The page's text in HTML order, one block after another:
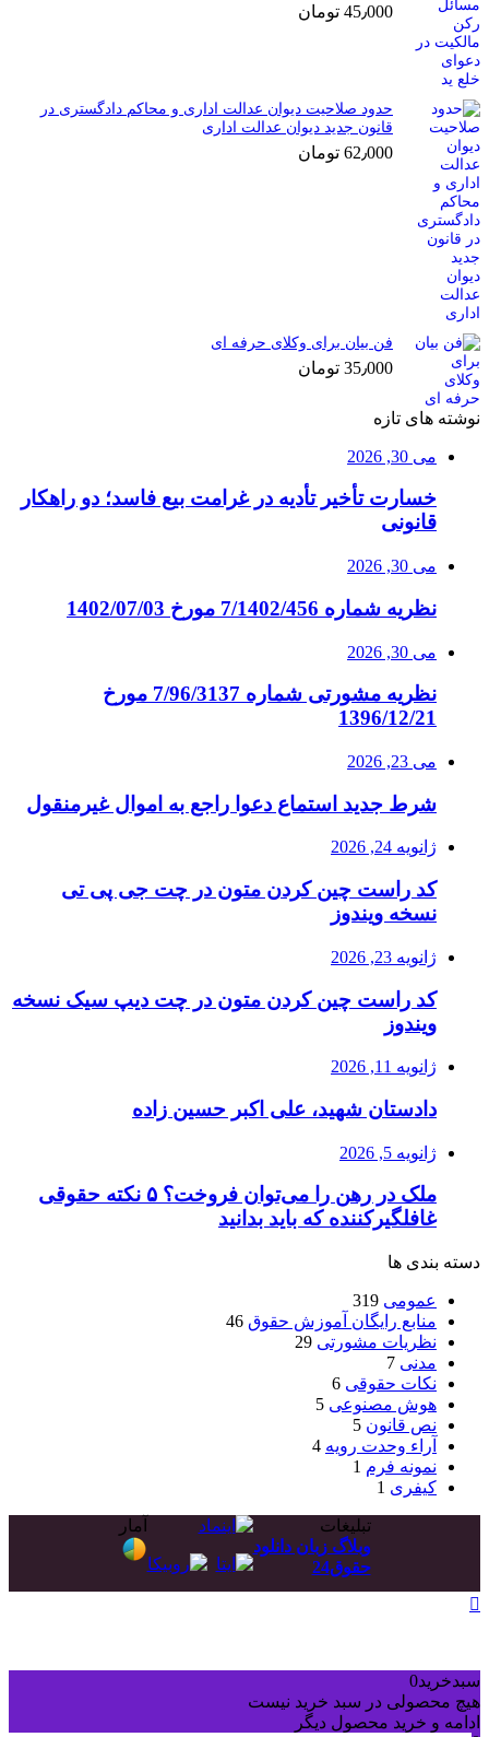
45٫000 تومان
حدود صلاحیت دیوان عدالت اداری و محاکم دادگستری در
قانون جدید دیوان عدالت اداری
62٫000 تومان
فن بیان برای وکلای حرفه ای
35٫000 تومان
نوشته های تازه
می 30, 2026
خسارت تأخیر تأدیه در غرامت بیع فاسد؛ دو راهکار
قانونی
می 30, 2026
نظریه شماره 7/1402/456 مورخ 1402/07/03
می 30, 2026
نظریه مشورتی شماره 7/96/3137 مورخ
1396/12/21
می 23, 2026
شرط جدید استماع دعوا راجع به اموال غیرمنقول
ژانویه 24, 2026
کد راست چین کردن متون در چت جی پی تی
نسخه ویندوز
ژانویه 23, 2026
کد راست چین کردن متون در چت دیپ سیک نسخه
ویندوز
ژانویه 11, 2026
دادستان شهید، علی اکبر حسین زاده
ژانویه 5, 2026
ملک در رهن را می‌توان فروخت؟ ۵ نکته حقوقی
غافلگیرکننده که باید بدانید
دسته بندی ها
عمومی 319
منابع رایگان آموزش حقوق 46
نظریات مشورتی 29
مدنی 7
نکات حقوقی 6
هوش مصنوعی 5
نص قانون 5
آراء وحدت رویه 4
نمونه فرم 1
کیفری 1
تبلیغات
وبلاگ زبان دانلود
حقوق24
آمار
سبدخرید0
هیچ محصولی در سبد خرید نیست
ادامه و خرید محصول دیگر